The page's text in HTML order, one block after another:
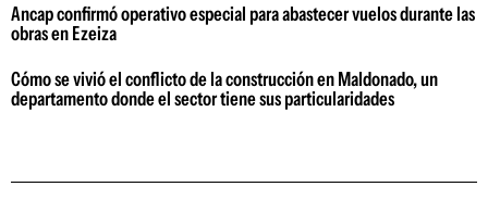
Ancap confirmó operativo especial para abastecer vuelos durante las
obras en Ezeiza
Cómo se vivió el conflicto de la construcción en Maldonado, un
departamento donde el sector tiene sus particularidades